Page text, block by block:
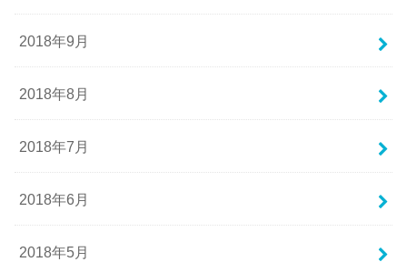
2018年9月
2018年8月
2018年7月
2018年6月
2018年5月